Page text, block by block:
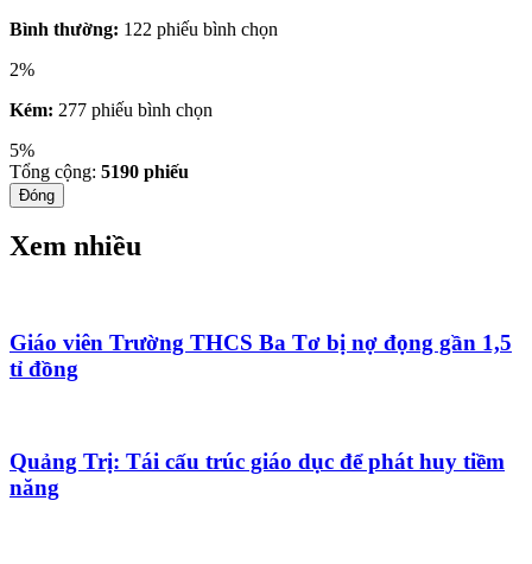
Bình thường: 122 phiếu bình chọn
2%
Kém: 277 phiếu bình chọn
5%
Tổng cộng: 5190 phiếu
Đóng
Xem nhiều
Giáo viên Trường THCS Ba Tơ bị nợ đọng gần 1,5
tỉ đồng
Quảng Trị: Tái cấu trúc giáo dục để phát huy tiềm
năng